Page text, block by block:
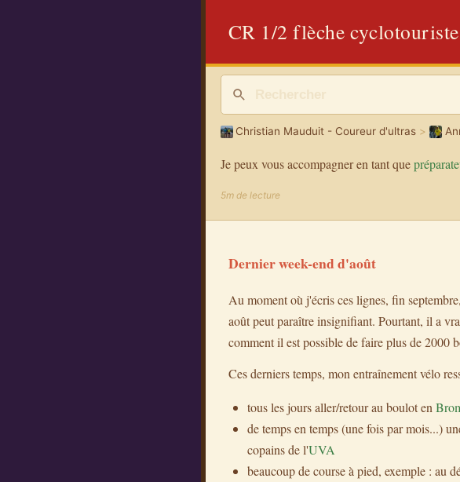
CR 1/2 flèche
Christian Mauduit - Coureur d'ultras >
Je peux vous accompagner en tant que
5m de lecture
Dernier week-end d'août
Au moment où j'écris ces lignes, fin
août peut paraître insignifiant. Pourtant, il a
comment il est possible de faire plus de 2000
Ces derniers temps, mon entraînement vélo
tous les jours aller/retour au boulot en
de temps en temps (une fois par mois...)
copains de l'UVA
beaucoup de course à pied, exemple : au